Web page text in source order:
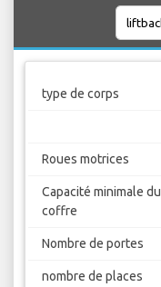
type de corps
Roues motrices
Capacité minimale du
coffre
Nombre de portes
nombre de places